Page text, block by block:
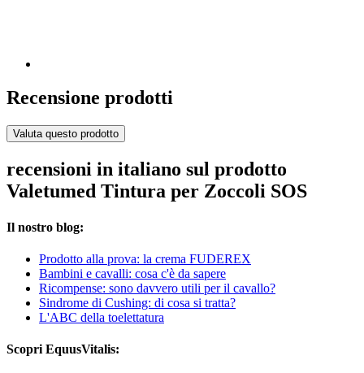
Recensione prodotti
Valuta questo prodotto
recensioni in italiano sul prodotto
Valetumed Tintura per Zoccoli SOS
Il nostro blog:
Prodotto alla prova: la crema FUDEREX
Bambini e cavalli: cosa c'è da sapere
Ricompense: sono davvero utili per il cavallo?
Sindrome di Cushing: di cosa si tratta?
L'ABC della toelettatura
Scopri EquusVitalis: